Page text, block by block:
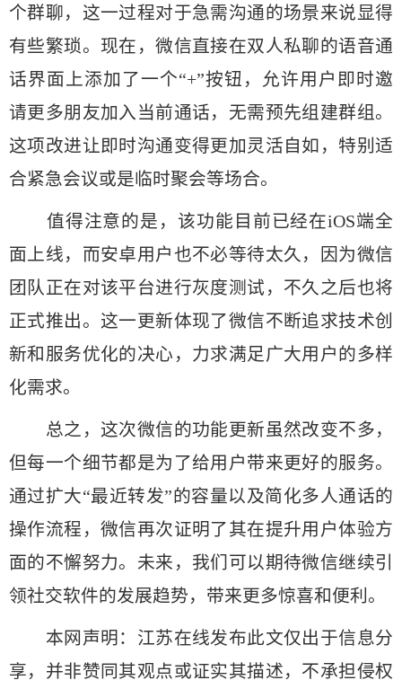
个群聊，这一过程对于急需沟通的场景来说显得
有些繁琐。现在，微信直接在双人私聊的语音通
话界面上添加了一个“+”按钮，允许用户即时邀
请更多朋友加入当前通话，无需预先组建群组。
这项改进让即时沟通变得更加灵活自如，特别适
合紧急会议或是临时聚会等场合。
值得注意的是，该功能目前已经在iOS端全
面上线，而安卓用户也不必等待太久，因为微信
团队正在对该平台进行灰度测试，不久之后也将
正式推出。这一更新体现了微信不断追求技术创
新和服务优化的决心，力求满足广大用户的多样
化需求。
总之，这次微信的功能更新虽然改变不多，
但每一个细节都是为了给用户带来更好的服务。
通过扩大“最近转发”的容量以及简化多人通话的
操作流程，微信再次证明了其在提升用户体验方
面的不懈努力。未来，我们可以期待微信继续引
领社交软件的发展趋势，带来更多惊喜和便利。
本网声明：江苏在线发布此文仅出于信息分
享，并非赞同其观点或证实其描述，不承担侵权